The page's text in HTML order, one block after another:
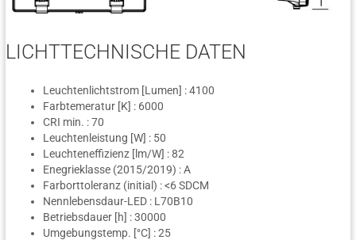
LICHTTECHNISCHE DATEN
Leuchtenlichtstrom [Lumen] : 4100
Farbtemeratur [K] : 6000
CRI min. : 70
Leuchtenleistung [W] : 50
Leuchteneffizienz [lm/W] : 82
Enegrieklasse (2015/2019) : A
Farborttoleranz (initial) : <6 SDCM
Nennlebensdaur-LED : L70B10
Betriebsdauer [h] : 30000
Umgebungstemp. [°C] : 25